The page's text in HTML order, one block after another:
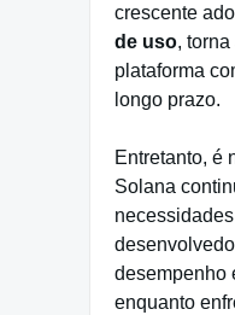
crescente
de uso,
plataforma
longo prazo.
Entretanto, é
Solana
desempenho
enquanto